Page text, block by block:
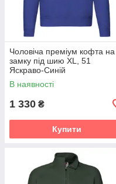
Чоловіча преміум кофта на
замку під шию XL, 51
Яскраво-Синій
В наявності
1 330 ₴
Купити